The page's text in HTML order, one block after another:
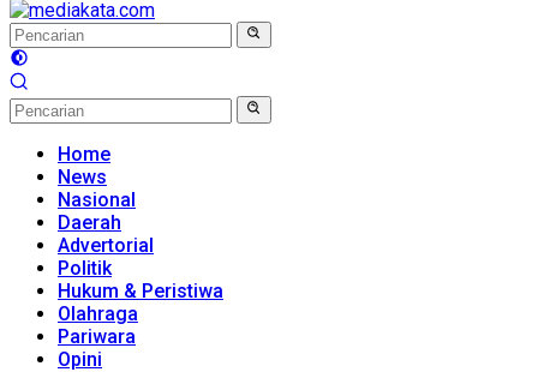
Home
News
Nasional
Daerah
Advertorial
Politik
Hukum & Peristiwa
Olahraga
Pariwara
Opini